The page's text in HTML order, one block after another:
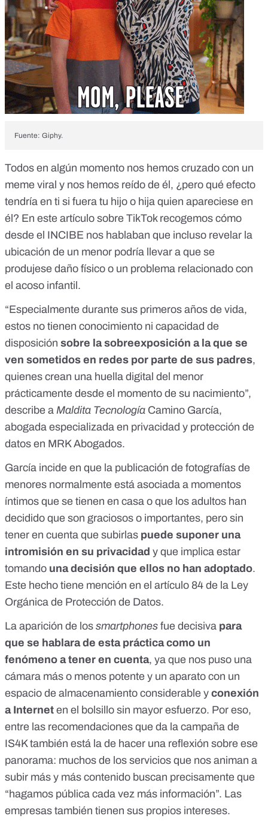
Fuente: Giphy.
Todos en algún momento nos hemos cruzado con un
meme viral y nos hemos reído de él, ¿pero qué efecto
tendría en ti si fuera tu hijo o hija quien apareciese en
él? En este artículo sobre TikTok recogemos cómo
desde el INCIBE nos hablaban que incluso revelar la
ubicación de un menor podría llevar a que se
produjese daño físico o un problema relacionado con
el acoso infantil.
“Especialmente durante sus primeros años de vida,
estos no tienen conocimiento ni capacidad de
disposición sobre la sobreexposición a la que se
ven sometidos en redes por parte de sus padres,
quienes crean una huella digital del menor
prácticamente desde el momento de su nacimiento”,
describe a Maldita Tecnología Camino García,
abogada especializada en privacidad y protección de
datos en MRK Abogados.
García incide en que la publicación de fotografías de
menores normalmente está asociada a momentos
íntimos que se tienen en casa o que los adultos han
decidido que son graciosos o importantes, pero sin
tener en cuenta que subirlas puede suponer una
intromisión en su privacidad y que implica estar
tomando una decisión que ellos no han adoptado.
Este hecho tiene mención en el artículo 84 de la Ley
Orgánica de Protección de Datos.
La aparición de los smartphones fue decisiva para
que se hablara de esta práctica como un
fenómeno a tener en cuenta, ya que nos puso una
cámara más o menos potente y un aparato con un
espacio de almacenamiento considerable y conexión
a Internet en el bolsillo sin mayor esfuerzo. Por eso,
entre las recomendaciones que da la campaña de
IS4K también está la de hacer una reflexión sobre ese
panorama: muchos de los servicios que nos animan a
subir más y más contenido buscan precisamente que
“hagamos pública cada vez más información”. Las
empresas también tienen sus propios intereses.